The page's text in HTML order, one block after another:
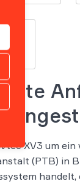
XV3 um
(PTB) in